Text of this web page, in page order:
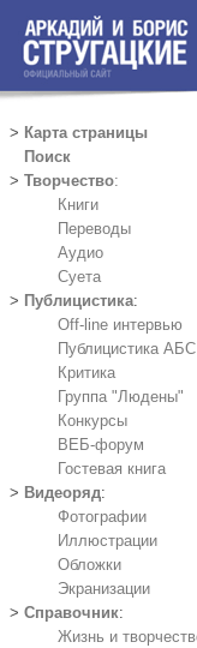
> Карта страницы
Поиск
> Творчество:
Книги
Переводы
Аудио
Суета
> Публицистика:
Off-line интервью
Публицистика АБС
Критика
Группа "Людены"
Конкурсы
ВЕБ-форум
Гостевая книга
> Видеоряд:
Фотографии
Иллюстрации
Обложки
Экранизации
> Справочник:
Жизнь и